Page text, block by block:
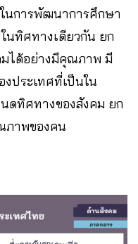
นการพัฒนาการศึกษา
นทิศทางเดียวกัน ยก
ได้อย่างมีคุณภาพ มี
ประเทศที่เป็นใน
ดทิศทางของสังคม ยก
ภาพของคน